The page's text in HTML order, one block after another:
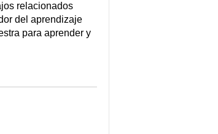
relacionados
del aprendizaje
para aprender y